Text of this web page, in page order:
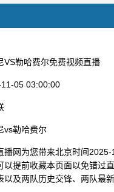
VS勒哈费尔免费视频直播
05 03:00:00
vs勒哈费尔
播网为您带来北京时间
以提前收藏本页面以免错过
及两队历史交锋、两队最新